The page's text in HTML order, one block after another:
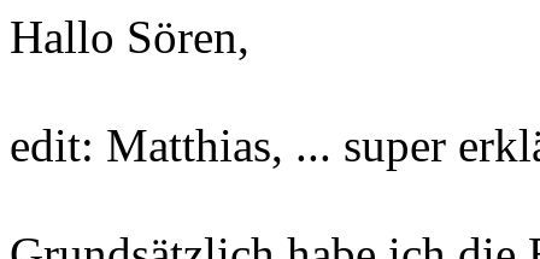
Hallo Sören,
edit: Matthias, ... super